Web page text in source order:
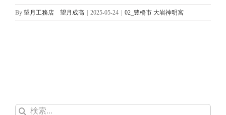
By 望月工務店 望月成高 | 2025-05-24 | 02_豊橋市 大岩神明宮
検